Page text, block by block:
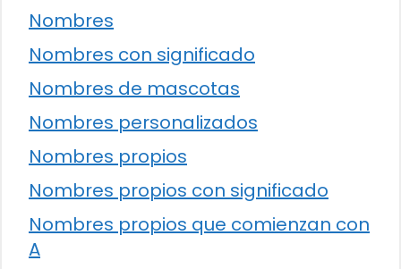
Nombres
Nombres con significado
Nombres de mascotas
Nombres personalizados
Nombres propios
Nombres propios con significado
Nombres propios que comienzan con
A